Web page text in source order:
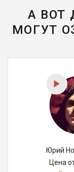
А ВОТ
МОГУТ
Юрий
Цена